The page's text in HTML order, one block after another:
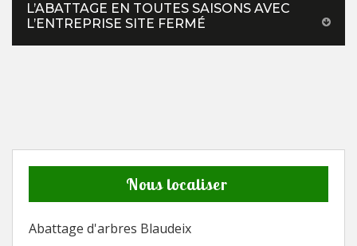
L’ABATTAGE EN TOUTES SAISONS AVEC
L’ENTREPRISE SITE FERMÉ
Nous localiser
Abattage d'arbres Blaudeix